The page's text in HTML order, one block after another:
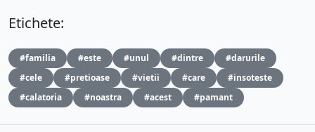
Etichete:
#familia #este #unul #dintre
#darurile
#cele
#pretioase #vietii #care
#insoteste
#calatoria
#noastra #acest #pamant